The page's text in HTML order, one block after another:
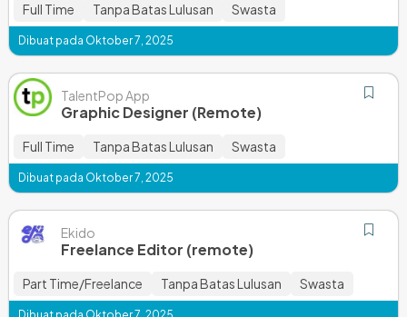
Full Time Tanpa Batas Lulusan Swasta
Dibuat pada Oktober 7, 2025
TalentPop App
Graphic Designer (Remote)
Full Time Tanpa Batas Lulusan Swasta
Dibuat pada Oktober 7, 2025
Ekido
Freelance Editor (remote)
Part Time/Freelance Tanpa Batas Lulusan Swasta